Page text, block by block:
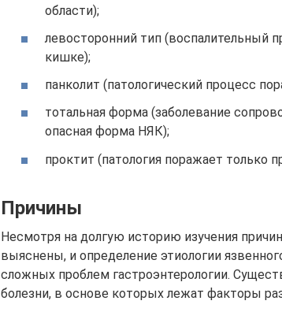
области);
левосторонний тип (воспалительный
кишке);
панколит (патологический процесс
тотальная форма (заболевание
опасная форма НЯК);
проктит (патология поражает только
Причины
Несмотря на долгую историю изучения
выяснены, и определение этиологии
сложных проблем гастроэнтерологии.
болезни, в основе которых лежат факторы